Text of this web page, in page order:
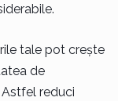
tale pot crește
de
reduci